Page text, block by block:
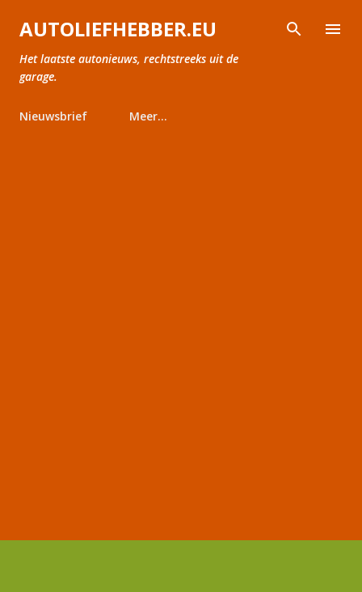
Doorgaan naar hoofdcontent
AUTOLIEFHEBBER.EU
Het laatste autonieuws, rechtstreeks uit de
garage.
Nieuwsbrief Meer…